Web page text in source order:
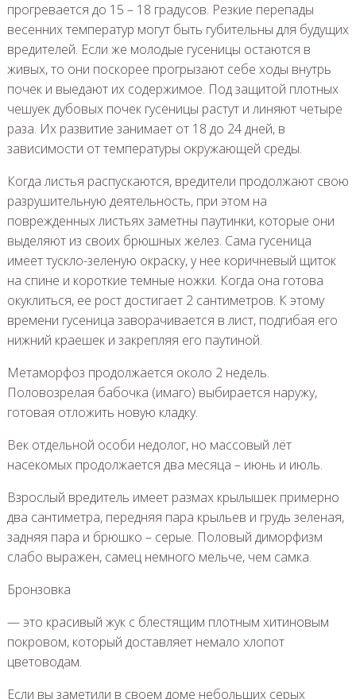
прогревается до 15 – 18 градусов. Резкие перепады
весенних температур могут быть губительны для будущих
вредителей. Если же молодые гусеницы остаются в
живых, то они поскорее прогрызают себе ходы внутрь
почек и выедают их содержимое. Под защитой плотных
чешуек дубовых почек гусеницы растут и линяют четыре
раза. Их развитие занимает от 18 до 24 дней, в
зависимости от температуры окружающей среды.
Когда листья распускаются, вредители продолжают свою
разрушительную деятельность, при этом на
поврежденных листьях заметны паутинки, которые они
выделяют из своих брюшных желез. Сама гусеница
имеет тускло-зеленую окраску, у нее коричневый щиток
на спине и короткие темные ножки. Когда она готова
окуклиться, ее рост достигает 2 сантиметров. К этому
времени гусеница заворачивается в лист, подгибая его
нижний краешек и закрепляя его паутиной.
Метаморфоз продолжается около 2 недель.
Половозрелая бабочка (имаго) выбирается наружу,
готовая отложить новую кладку.
Век отдельной особи недолог, но массовый лёт
насекомых продолжается два месяца – июнь и июль.
Взрослый вредитель имеет размах крылышек примерно
два сантиметра, передняя пара крыльев и грудь зеленая,
задняя пара и брюшко – серые. Половый диморфизм
слабо выражен, самец немного мельче, чем самка.
Бронзовка
— это красивый жук с блестящим плотным хитиновым
покровом, который доставляет немало хлопот
цветоводам.
Если вы заметили в своем доме небольших серых